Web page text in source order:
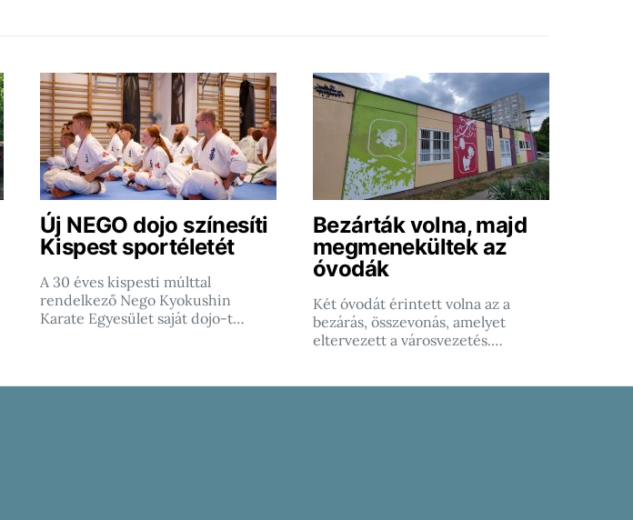
Új NEGO dojo színesíti
Kispest sportéletét
A 30 éves kispesti múlttal
rendelkező Nego Kyokushin
Karate Egyesület saját dojo-t…
Bezárták volna, majd
megmenekültek az
óvodák
Két óvodát érintett volna az a
bezárás, összevonás, amelyet
eltervezett a városvezetés.…